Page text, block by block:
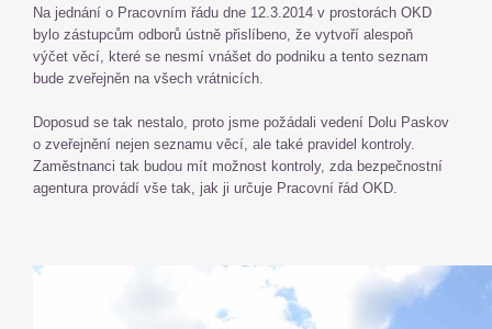
Na jednání o Pracovním řádu dne 12.3.2014 v prostorách OKD
bylo zástupcům odborů ústně přislíbeno, že vytvoří alespoň
výčet věcí, které se nesmí vnášet do podniku a tento seznam
bude zveřejněn na všech vrátnicích.
Doposud se tak nestalo, proto jsme požádali vedení Dolu Paskov
o zveřejnění nejen seznamu věcí, ale také pravidel kontroly.
Zaměstnanci tak budou mít možnost kontroly, zda bezpečnostní
agentura provádí vše tak, jak ji určuje Pracovní řád OKD.